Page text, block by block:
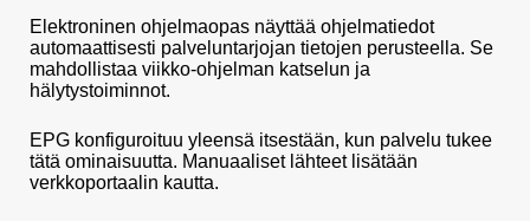
Elektroninen ohjelmaopas näyttää ohjelmatiedot
automaattisesti palveluntarjojan tietojen perusteella. Se
mahdollistaa viikko-ohjelman katselun ja
hälytystoiminnot.
EPG konfiguroituu yleensä itsestään, kun palvelu tukee
tätä ominaisuutta. Manuaaliset lähteet lisätään
verkkoportaalin kautta.